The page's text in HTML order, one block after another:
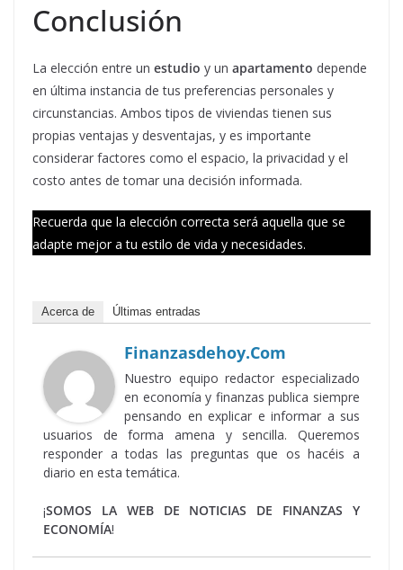
Conclusión
La elección entre un estudio y un apartamento depende
en última instancia de tus preferencias personales y
circunstancias. Ambos tipos de viviendas tienen sus
propias ventajas y desventajas, y es importante
considerar factores como el espacio, la privacidad y el
costo antes de tomar una decisión informada.
Recuerda que la elección correcta será aquella que se
adapte mejor a tu estilo de vida y necesidades.
Acerca de Últimas entradas
Finanzasdehoy.com
Nuestro equipo redactor especializado
en economía y finanzas publica siempre
pensando en explicar e informar a sus
usuarios de forma amena y sencilla. Queremos
responder a todas las preguntas que os hacéis a
diario en esta temática.
¡SOMOS LA WEB DE NOTICIAS DE FINANZAS Y
ECONOMÍA!